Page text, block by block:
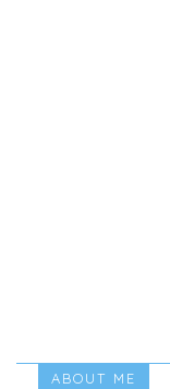
ABOUT ME